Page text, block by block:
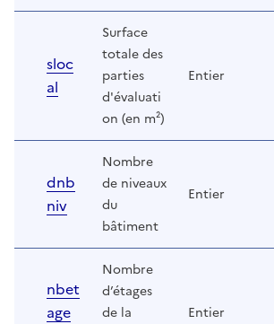
sloc
al
Surface
totale des
parties
d'évaluati
on (en m²)
Entier
dnb
niv
Nombre
de niveaux
du
bâtiment
Entier
nbet
age
Nombre
d’étages
de la
Entier